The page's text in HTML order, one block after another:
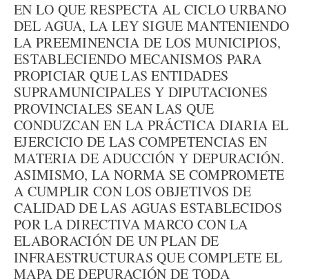
EN LO QUE RESPECTA AL CICLO URBANO
DEL AGUA, LA LEY SIGUE MANTENIENDO
LA PREEMINENCIA DE LOS MUNICIPIOS,
ESTABLECIENDO MECANISMOS PARA
PROPICIAR QUE LAS ENTIDADES
SUPRAMUNICIPALES Y DIPUTACIONES
PROVINCIALES SEAN LAS QUE
CONDUZCAN EN LA PRÁCTICA DIARIA EL
EJERCICIO DE LAS COMPETENCIAS EN
MATERIA DE ADUCCIÓN Y DEPURACIÓN.
ASIMISMO, LA NORMA SE COMPROMETE
A CUMPLIR CON LOS OBJETIVOS DE
CALIDAD DE LAS AGUAS ESTABLECIDOS
POR LA DIRECTIVA MARCO CON LA
ELABORACIÓN DE UN PLAN DE
INFRAESTRUCTURAS QUE COMPLETE EL
MAPA DE DEPURACIÓN DE TODA